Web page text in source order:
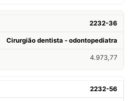
2232-36
Cirurgião dentista - odontopediatra
4.973,77
2232-56